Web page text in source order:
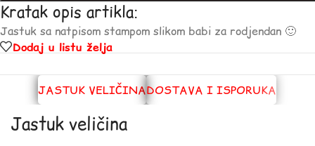
Kratak opis artikla:
Jastuk sa natpisom stampom slikom babi za rodjendan 🙂
Dodaj u listu želja
JASTUK VELIČINADOSTAVA I ISPORUKA
Jastuk veličina